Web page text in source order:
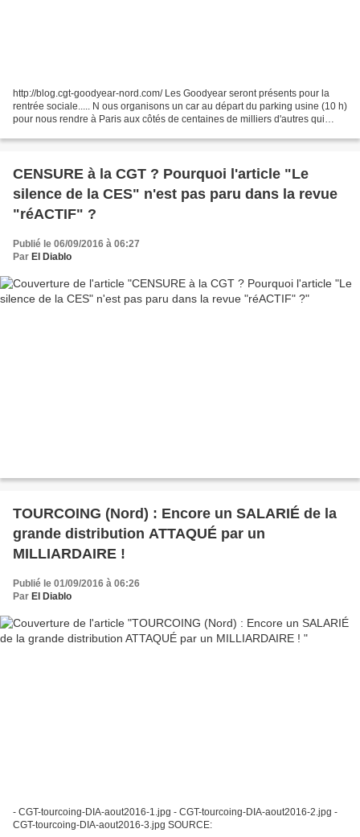
http://blog.cgt-goodyear-nord.com/ Les Goodyear seront présents pour la
rentrée sociale..... N ous organisons un car au départ du parking usine (10 h)
pour nous rendre à Paris aux côtés de centaines de milliers d'autres qui
CENSURE à la CGT ? Pourquoi l'article "Le
silence de la CES" n'est pas paru dans la revue
"réACTIF" ?
Publié le 06/09/2016 à 06:27
Par El Diablo
TOURCOING (Nord) : Encore un SALARIÉ de la
grande distribution ATTAQUÉ par un
MILLIARDAIRE !
Publié le 01/09/2016 à 06:26
Par El Diablo
- CGT-tourcoing-DIA-aout2016-1.jpg - CGT-tourcoing-DIA-aout2016-2.jpg -
CGT-tourcoing-DIA-aout2016-3.jpg SOURCE: